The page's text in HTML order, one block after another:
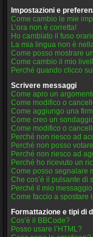
Impostazioni e
Come cambio le mie
L’ora non è corretta!
Ho cambiato il fuso
La mia lingua non è
Come posso mostrare
Come cambio il mio
Perché quando clicco
Scrivere messaggi
Come apro un
Come modifico o
Come aggiungo una
Come creo un
Come modifico o
Perché non riesco ad
Perché non posso
Perché non riesco ad
Perché ho ricevuto un
Come posso segnalare
Che cos’è il pulsante di
Perché il mio
Come faccio a spostare
Formattazione e tipi di
Cos’è il BBCode?
Posso usare l’HTML?